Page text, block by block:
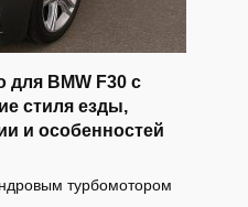
для BMW F30 с
стиля езды,
и особенностей
турбомотором